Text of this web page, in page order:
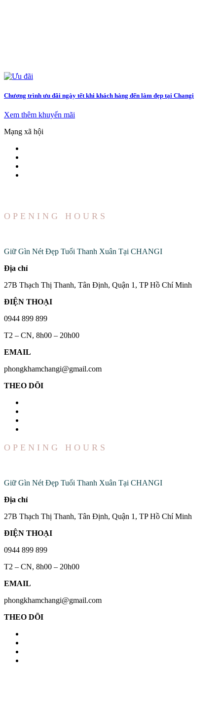
Chương trình ưu đãi ngày tết khi khách hàng đến làm đẹp tại Changi
Xem thêm khuyến mãi
Mạng xã hội
OPENING HOURS
Giữ Gìn Nét Đẹp Tuổi Thanh Xuân Tại CHANGI
Địa chỉ
27B Thạch Thị Thanh, Tân Định, Quận 1, TP Hồ Chí Minh
ĐIỆN THOẠI
0944 899 899
T2 – CN, 8h00 – 20h00
EMAIL
phongkhamchangi@gmail.com
THEO DÕI
OPENING HOURS
Giữ Gìn Nét Đẹp Tuổi Thanh Xuân Tại CHANGI
Địa chỉ
27B Thạch Thị Thanh, Tân Định, Quận 1, TP Hồ Chí Minh
ĐIỆN THOẠI
0944 899 899
T2 – CN, 8h00 – 20h00
EMAIL
phongkhamchangi@gmail.com
THEO DÕI